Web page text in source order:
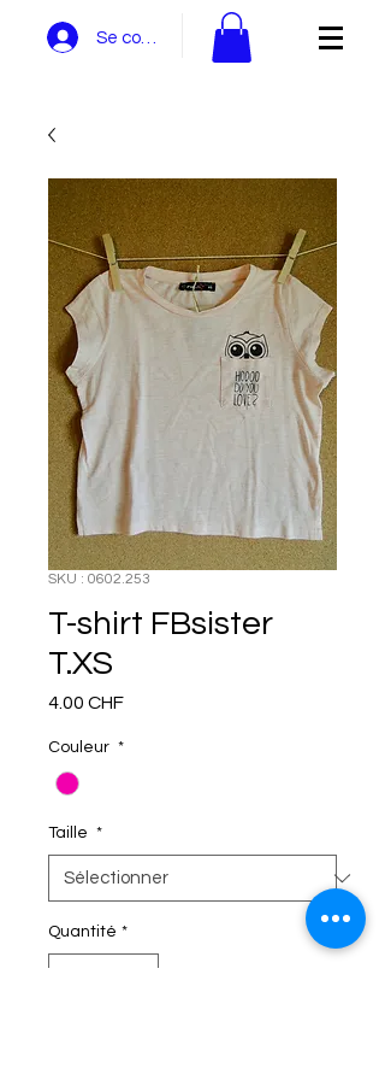
Se connecter
SKU : 0602.253
T-shirt FBsister
T.XS
4.00 CHFPrix
Couleur *
Taille *
Quantité *